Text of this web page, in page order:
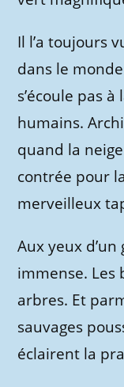
Il l’a toujours
dans le
s’écoule pas
humains.
quand la
contrée pour
merveilleux
Aux yeux
immense. Les
arbres. Et
sauvages
éclairent la